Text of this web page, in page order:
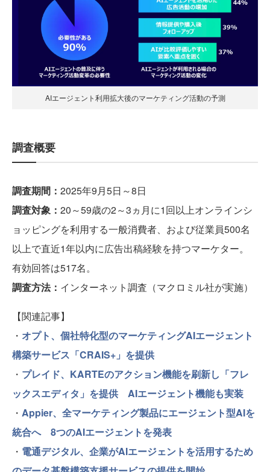
AIエージェント利用拡大後のマーケティング活動の予測
調査概要
調査期間： 2025年9月5日～8日
調査対象： 20～59歳の2～3ヵ月に1回以上オンラインシ
ョッピングを利用する一般消費者、および従業員500名
以上で直近1年以内に広告出稿経験を持つマーケター。
有効回答は517名。
調査方法： インターネット調査（マクロミル社が実施）
【関連記事】
・ オプト、個社特化型のマーケティングAIエージェント
構築サービス「CRAIS+」を提供
・ プレイド、KARTEのアクション機能を刷新し「フレ
ックスエディタ」を提供 AIエージェント機能も実装
・ Appier、全マーケティング製品にエージェント型AIを
統合へ 8つのAIエージェントを発表
・ 電通デジタル、企業がAIエージェントを活用するため